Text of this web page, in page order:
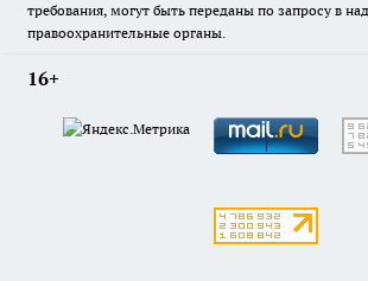
требования, могут быть переданы по запросу в
правоохранительные органы.
16+